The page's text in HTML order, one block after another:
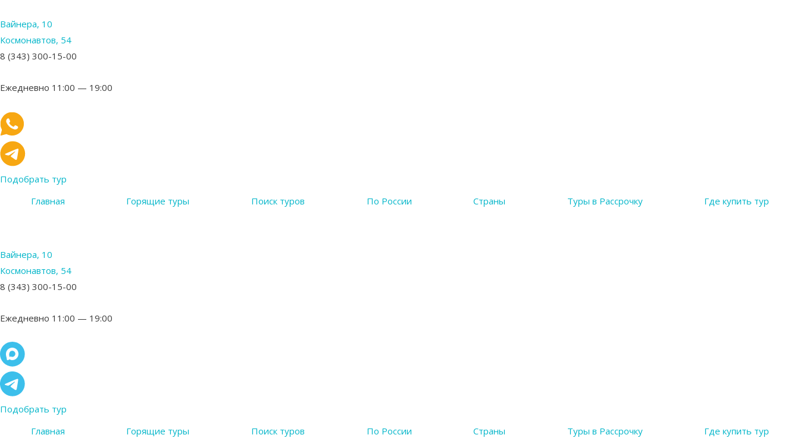
Вайнера, 10
Космонавтов, 54
8 (343) 300-15-00
Ежедневно 11:00 — 19:00
Подобрать тур
Главная
Горящие туры Поиск туров По России Страны Туры в Рассрочку Где купить тур
Вайнера, 10
Космонавтов, 54
8 (343) 300-15-00
Ежедневно 11:00 — 19:00
Подобрать тур
Главная
Горящие туры Поиск туров По России Страны Туры в Рассрочку Где купить тур